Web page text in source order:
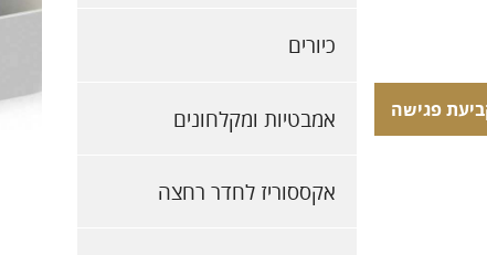
כיורים
אמבטיות ומקלחונים
אקססוריז לחדר רחצה
פגישה
פגישה